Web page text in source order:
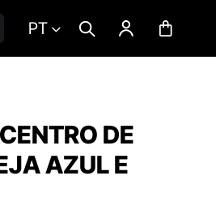
PT
DE
AZUL E